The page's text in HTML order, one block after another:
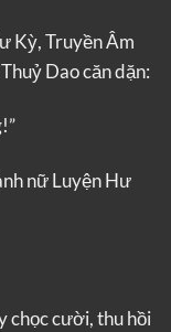
Kỳ, Truyền Âm
Dao căn dặn:
nữ Luyện Hư
chọc cười, thu hồi